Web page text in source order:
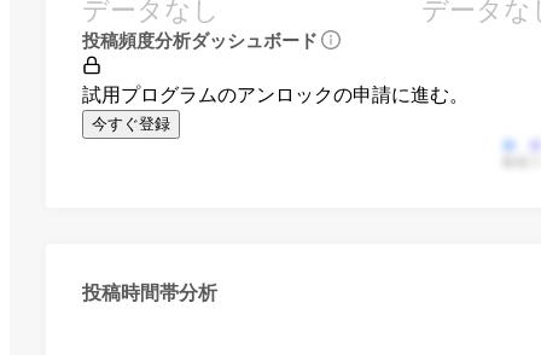
データなし データな
投稿頻度分析ダッシュボード
試用プログラムのアンロックの申請に進む。
今すぐ登録
投稿時間帯分析